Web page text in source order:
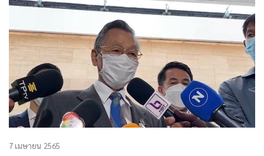
7 เมษายน 2565